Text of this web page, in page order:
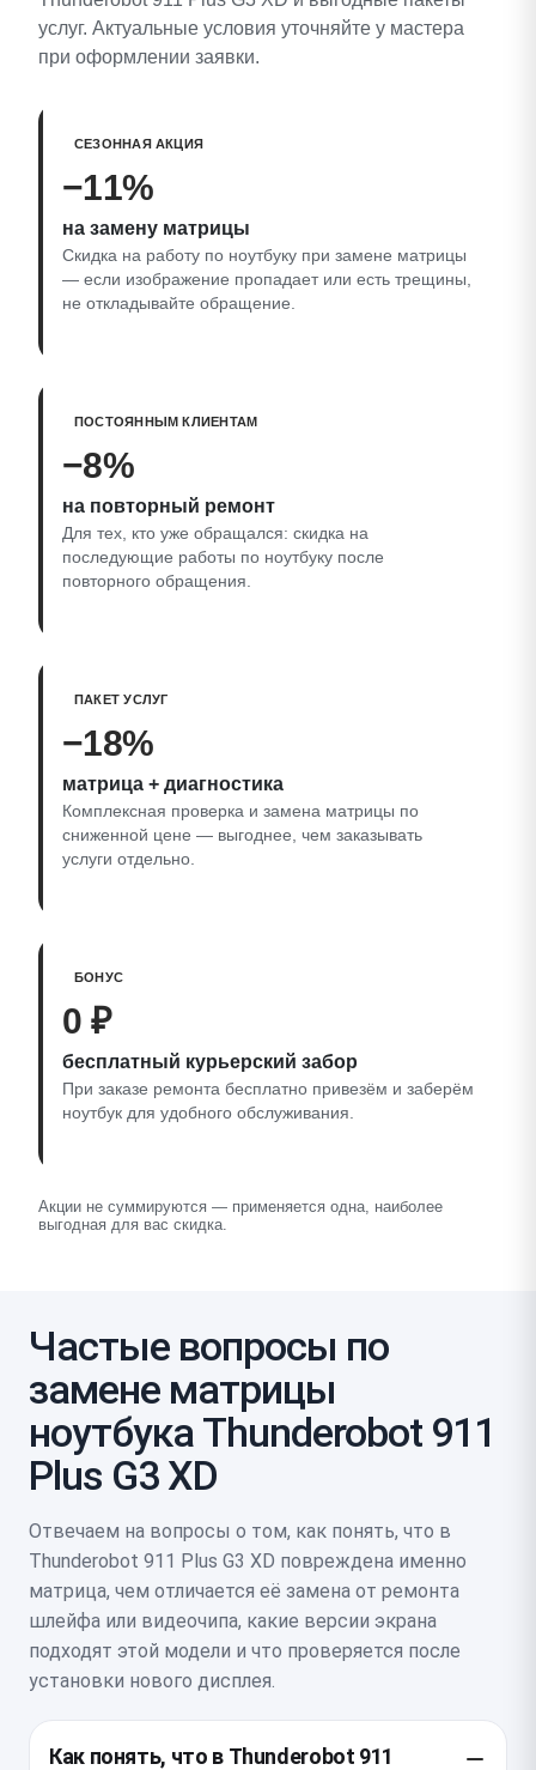
услуг. Актуальные условия уточняйте у мастера
при оформлении заявки.
СЕЗОННАЯ АКЦИЯ
−11%
на замену матрицы
Скидка на работу по ноутбуку при замене матрицы
— если изображение пропадает или есть трещины,
не откладывайте обращение.
ПОСТОЯННЫМ КЛИЕНТАМ
−8%
на повторный ремонт
Для тех, кто уже обращался: скидка на
последующие работы по ноутбуку после
повторного обращения.
ПАКЕТ УСЛУГ
−18%
матрица + диагностика
Комплексная проверка и замена матрицы по
сниженной цене — выгоднее, чем заказывать
услуги отдельно.
БОНУС
0 ₽
бесплатный курьерский забор
При заказе ремонта бесплатно привезём и заберём
ноутбук для удобного обслуживания.
Акции не суммируются — применяется одна, наиболее
выгодная для вас скидка.
Частые вопросы по
замене матрицы
ноутбука Thunderobot 911
Plus G3 XD
Отвечаем на вопросы о том, как понять, что в
Thunderobot 911 Plus G3 XD повреждена именно
матрица, чем отличается её замена от ремонта
шлейфа или видеочипа, какие версии экрана
подходят этой модели и что проверяется после
установки нового дисплея.
Как понять, что в Thunderobot 911